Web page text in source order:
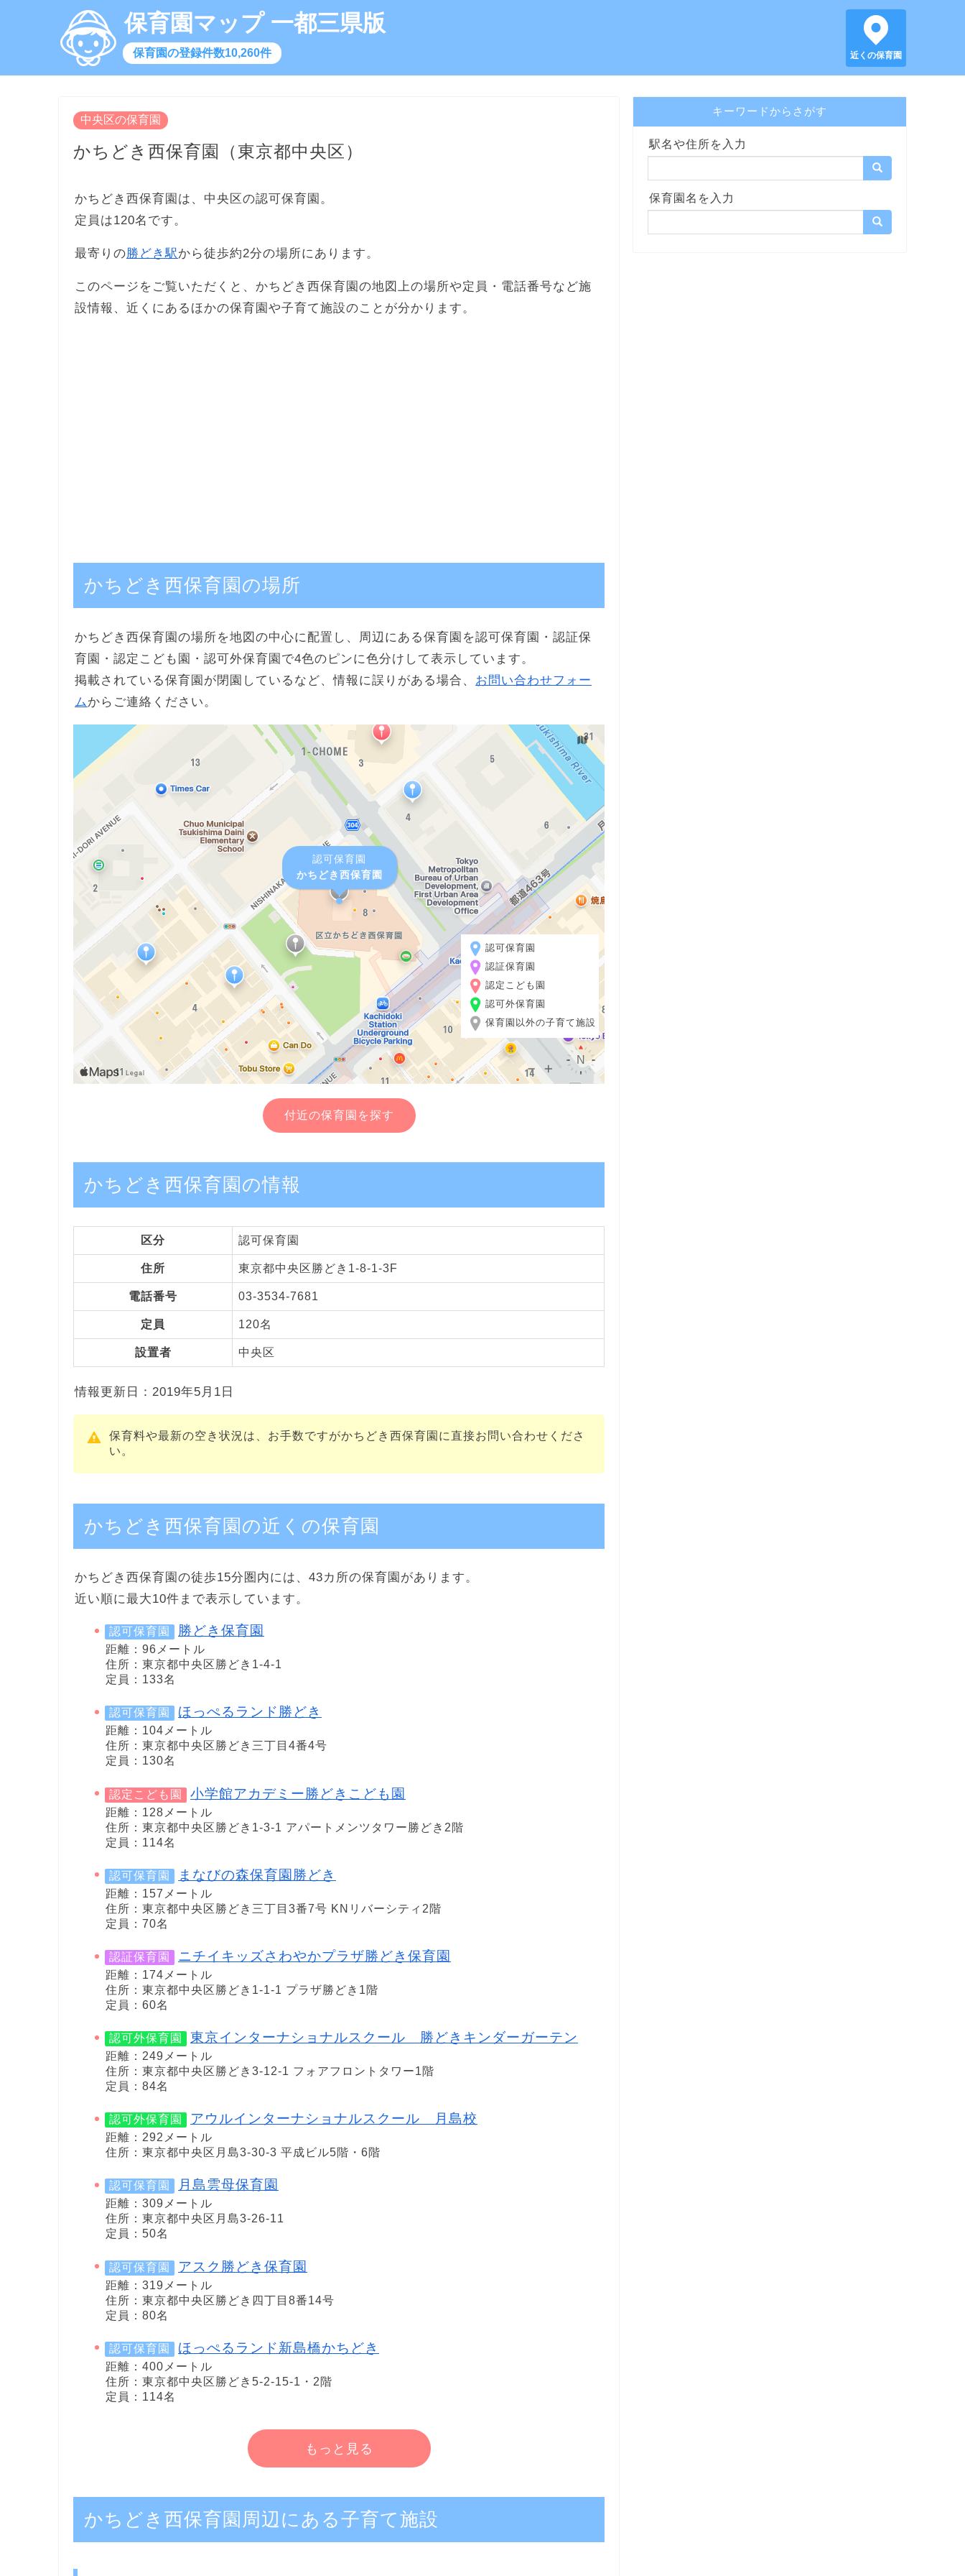
保育園マップ 一都三県版
保育園の登録件数10,260件 近くの保育園
中央区の保育園
かちどき西保育園（東京都中央区）
かちどき西保育園は、中央区の認可保育園。
定員は120名です。
最寄りの勝どき駅から徒歩約2分の場所にあります。
このページをご覧いただくと、かちどき西保育園の地図上の場所や定員・電話番号など施
設情報、近くにあるほかの保育園や子育て施設のことが分かります。
かちどき西保育園の場所
かちどき西保育園の場所を地図の中心に配置し、周辺にある保育園を認可保育園・認証保
育園・認定こども園・認可外保育園で4色のピンに色分けして表示しています。
掲載されている保育園が閉園しているなど、情報に誤りがある場合、 お問い合わせフォー
ム からご連絡ください。
認可保育園
かちどき西保育園
認可保育園
認証保育園
認定こども園
認可外保育園
保育園以外の子育て施設
付近の保育園を探す
かちどき西保育園の情報
区分 認可保育園
住所 東京都中央区勝どき1-8-1-3F
電話番号 03-3534-7681
定員 120名
設置者 中央区
情報更新日：2019年5月1日
保育料や最新の空き状況は、お手数ですがかちどき西保育園に直接お問い合わせくださ
い。
かちどき西保育園の近くの保育園
かちどき西保育園の徒歩15分圏内には、43カ所の保育園があります。
近い順に最大10件まで表示しています。
認可保育園 勝どき保育園
距離：96メートル
住所：東京都中央区勝どき1-4-1
定員：133名
認可保育園 ほっぺるランド勝どき
距離：104メートル
住所：東京都中央区勝どき三丁目4番4号
定員：130名
認定こども園 小学館アカデミー勝どきこども園
距離：128メートル
住所：東京都中央区勝どき1-3-1 アパートメンツタワー勝どき2階
定員：114名
認可保育園 まなびの森保育園勝どき
距離：157メートル
住所：東京都中央区勝どき三丁目3番7号 KNリバーシティ2階
定員：70名
認証保育園 ニチイキッズさわやかプラザ勝どき保育園
距離：174メートル
住所：東京都中央区勝どき1-1-1 プラザ勝どき1階
定員：60名
認可外保育園 東京インターナショナルスクール 勝どきキンダーガーテン
距離：249メートル
住所：東京都中央区勝どき3-12-1 フォアフロントタワー1階
定員：84名
認可外保育園 アウルインターナショナルスクール 月島校
距離：292メートル
住所：東京都中央区月島3-30-3 平成ビル5階・6階
認可保育園 月島雲母保育園
距離：309メートル
住所：東京都中央区月島3-26-11
定員：50名
認可保育園 アスク勝どき保育園
距離：319メートル
住所：東京都中央区勝どき四丁目8番14号
定員：80名
認可保育園 ほっぺるランド新島橋かちどき
距離：400メートル
住所：東京都中央区勝どき5-2-15-1・2階
定員：114名
もっと見る
かちどき西保育園周辺にある子育て施設
キーワードからさがす
駅名や住所を入力
保育園名を入力